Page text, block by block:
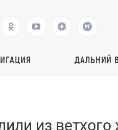
ДАЛЬНИЙ
из ветхого